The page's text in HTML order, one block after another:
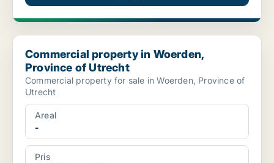
Commercial property in Woerden, Province of Utrecht
Commercial property in Woerden,
Province of Utrecht
Commercial property for sale in Woerden, Province of
Utrecht
Areal
-
Pris